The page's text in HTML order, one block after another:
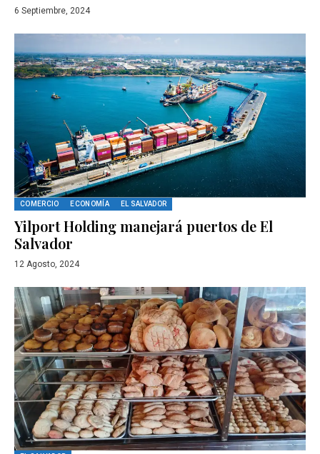
6 Septiembre, 2024
COMERCIO ECONOMÍA EL SALVADOR
Yilport Holding manejará puertos de El
Salvador
12 Agosto, 2024